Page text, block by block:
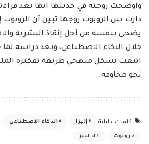
واوضحت زوجته في حديثها انها بعد
دارت بين الروبوت زوجها تبين أن
يضحي بنفسه من أجل إنقاذ البشرية
خلال الذكاء الاصطناعي، وبعد دراسة
اتبعت بشكل منهجي طريقة تفكيره
نحو مخاوفه.
كلمات دليلية إليزا الذكاء الاصطناعي
روبوت لا لبير